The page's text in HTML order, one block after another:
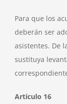
Para que los
deberán ser
asistentes. De
sustituya
Artículo 16